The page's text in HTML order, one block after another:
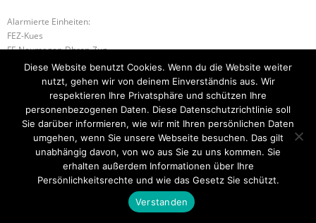
Alarmierte Einheiten:
FEZ-Kues
FF-Neumagen-Dhron-Zug
BeKu WL
H-2 PERSON IN ZWANGSLAGE H-1 Einfache Hilfeleistung
Startseite Einsätze Mitglied werden Über uns
Bilder
Kontakt
Theme byThink Up Themes Ltd. Powered byWordPress.
Diese Website benutzt Cookies. Wenn du die Website weiter
nutzt, gehen wir von deinem Einverständnis aus. Wir
respektieren Ihre Privatsphäre und schützen Ihre
personenbezogenen Daten. Diese Datenschutzrichtlinie soll
Sie darüber informieren, wie wir mit Ihren persönlichen Daten
umgehen, wenn Sie unsere Webseite besuchen. Das gilt
unabhängig davon, von wo aus Sie zu uns kommen. Sie
erhalten außerdem Informationen über Ihre
Persönlichkeitsrechte und wie das Gesetz Sie schützt.
Verstanden